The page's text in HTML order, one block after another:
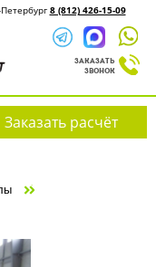
С-
Заказать расчёт